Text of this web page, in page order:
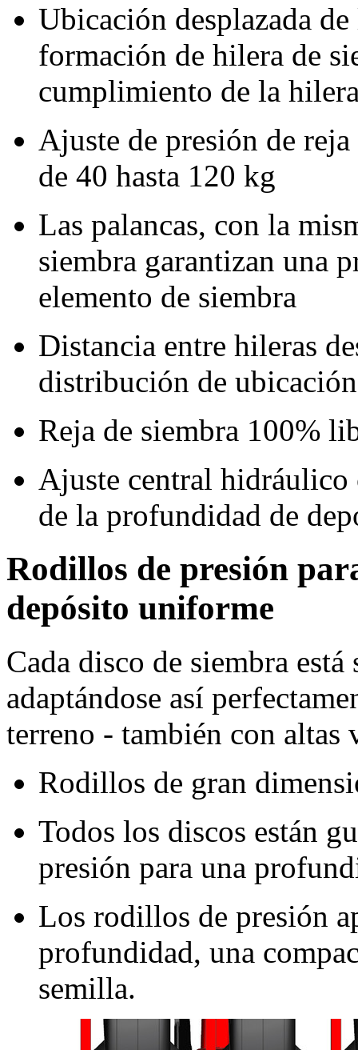
Ubicación desplazada
formación de hilera de
cumplimiento de la
Ajuste de presión de
de 40 hasta 120 kg
Las palancas, con la
siembra garantizan una
elemento de siembra
Distancia entre hileras
distribución de
Reja de siembra 100%
Ajuste central hidráulico
de la profundidad de
Rodillos de presión
depósito uniforme
Cada disco de siembra
adaptándose así
terreno - también con altas
Rodillos de gran
Todos los discos están
presión para una
Los rodillos de presión
profundidad, una
semilla.